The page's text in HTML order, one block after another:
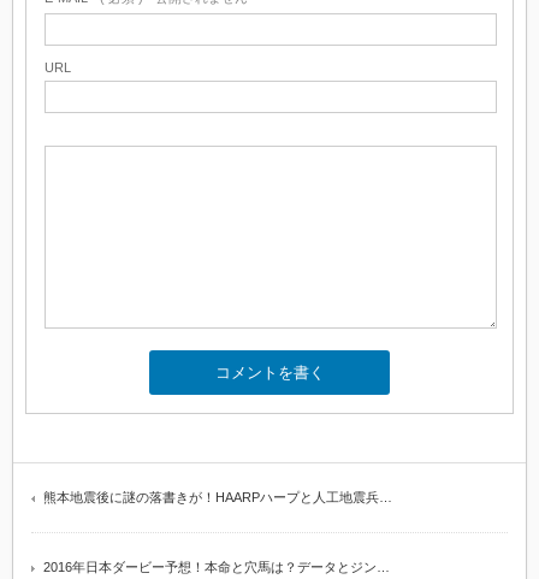
URL
熊本地震後に謎の落書きが！HAARPハープと人工地震兵…
2016年日本ダービー予想！本命と穴馬は？データとジン…